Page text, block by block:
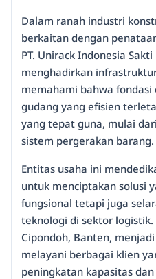
Dalam ranah industri
berkaitan dengan
PT. Unirack Indonesia
menghadirkan
memahami bahwa fondasi
gudang yang efisien
yang tepat guna, mulai
sistem pergerakan barang.
Entitas usaha ini
untuk menciptakan solusi
fungsional tetapi juga
teknologi di sektor logistik.
Cipondoh, Banten,
melayani berbagai klien
peningkatan kapasitas